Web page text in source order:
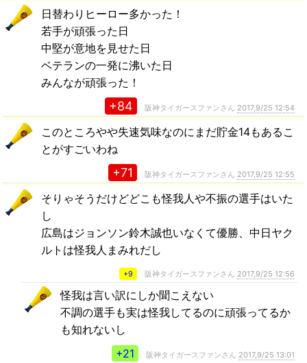
日替わりヒーロー多かった！
若手が頑張った日
中堅が意地を見せた日
ベテランの一発に沸いた日
みんなが頑張った！
+84 阪神タイガースファンさん 2017,9/25 12:54
このところやや失速気味なのにまだ貯金14もあるこ
とがすごいわね
+71 阪神タイガースファンさん 2017,9/25 12:55
そりゃそうだけどどこも怪我人や不振の選手はいた
し
広島はジョンソン鈴木誠也いなくて優勝、中日ヤク
ルトは怪我人まみれだし
+9 阪神タイガースファンさん 2017,9/25 12:56
怪我は言い訳にしか聞こえない
不調の選手も実は怪我してるのに頑張ってるか
も知れないし
+21
阪神タイガースファンさん 2017,9/25 13:01